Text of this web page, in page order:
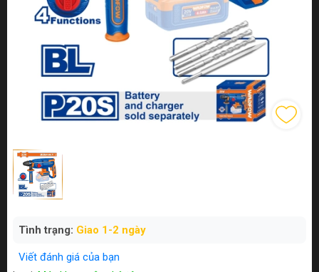
Tình trạng: Giao 1-2 ngày
Viết đánh giá của bạn